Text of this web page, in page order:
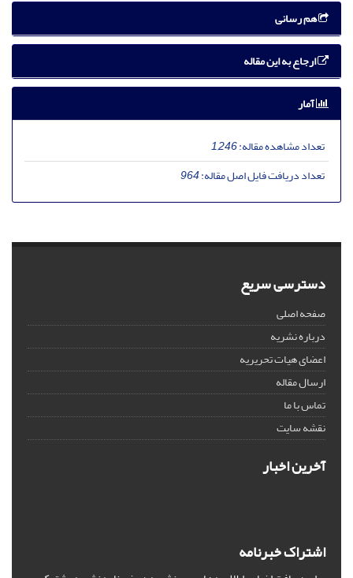
هم رسانی
ارجاع به این مقاله
آمار
تعداد مشاهده مقاله:1,246
تعداد دریافت فایل اصل مقاله:964
دسترسی سریع
صفحه اصلی
درباره نشریه
اعضای هیات تحریریه
ارسال مقاله
تماس با ما
نقشه سایت
آخرین اخبار
اشتراک خبرنامه